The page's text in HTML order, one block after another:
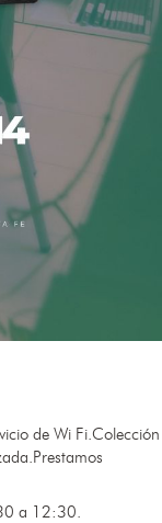
de Wi Fi.Colección
a 12:30.